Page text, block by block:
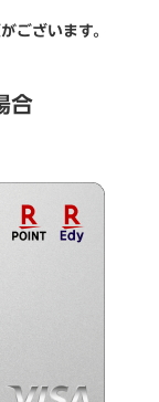
ございます。
合